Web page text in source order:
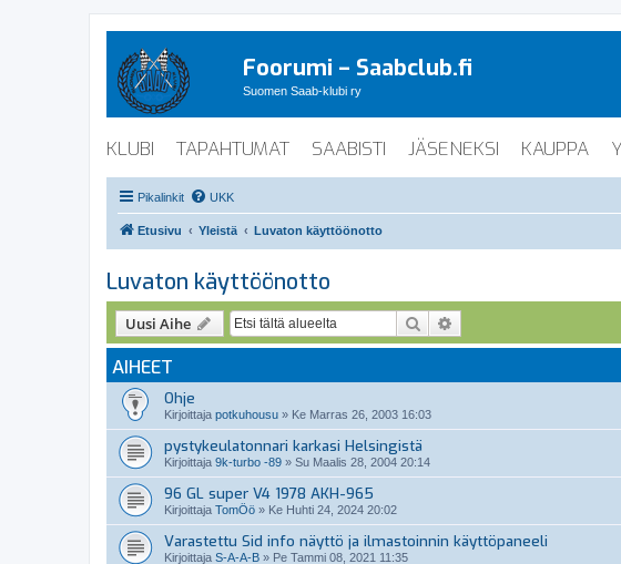
Foorumi – Saabclub.fi
Suomen Saab-klubi ry
KLUBI TAPAHTUMAT SAABISTI JÄSENEKSI KAUPPA
Pikalinkit UKK
Etusivu Yleistä Luvaton käyttöönotto
Luvaton käyttöönotto
Uusi Aihe Etsi
AIHEET
Ohje
Kirjoittaja potkuhousu » Ke Marras 26, 2003 16:03
pystykeulatonnari karkasi Helsingistä
Kirjoittaja 9k-turbo -89 » Su Maalis 28, 2004 20:14
96 GL super V4 1978 AKH-965
Kirjoittaja TomÖö » Ke Huhti 24, 2024 20:02
Varastettu Sid info näyttö ja ilmastoinnin käyttöpaneeli
Kirjoittaja S-A-A-B » Pe Tammi 08, 2021 11:35